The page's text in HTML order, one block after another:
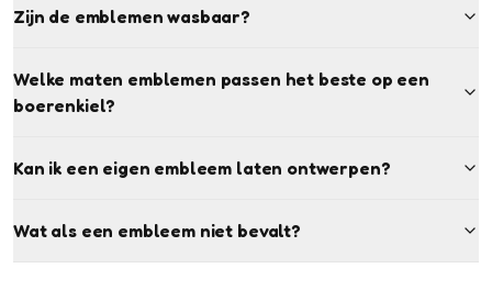
Zijn de emblemen wasbaar?
Welke maten emblemen passen het beste op een
boerenkiel?
Kan ik een eigen embleem laten ontwerpen?
Wat als een embleem niet bevalt?